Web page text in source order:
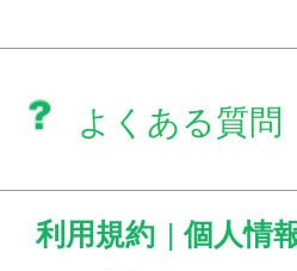
よくある質問
利用規約 | 個人情